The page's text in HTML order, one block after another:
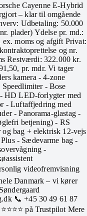
Cayenne E-Hybrid
– klar til omgående
Udbetaling: 50.000
plader) Ydelse pr. md.:
moms og afgift Privat:
og nr.
Restværdi: 322.000 kr.
pr. mdr. Vi tager
kamera - 4-zone
- Bose
HD LED-forlygter med
- Luftaffjedring med
- Panorama-glastag -
betjening) - RS
bag + elektrisk 12-vejs
- Sædevarme bag -
-
videofremvisning
Danmark – vi kører
📞 +45 30 49 61 87
på Trustpilot Mere